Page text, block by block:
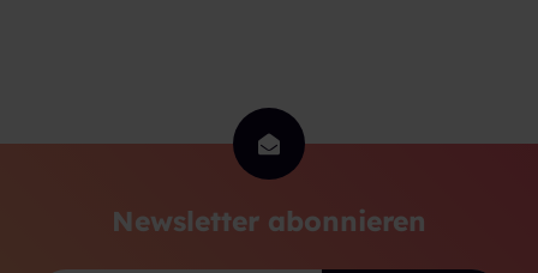
Newsletter abonnieren